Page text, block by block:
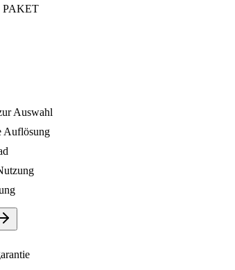
PAKET
Auswahl
Auflösung